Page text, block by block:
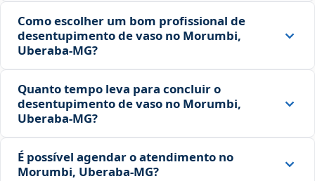
Como escolher um bom profissional de
desentupimento de vaso no Morumbi,
Uberaba‑MG?
Quanto tempo leva para concluir o
desentupimento de vaso no Morumbi,
Uberaba‑MG?
É possível agendar o atendimento no
Morumbi, Uberaba‑MG?